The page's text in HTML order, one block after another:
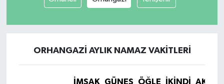
ORHANGAZI AYLIK NAMAZ VAKITLERI
İMSAK GÜNEŞ ÖĞLE İKINDI